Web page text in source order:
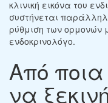
κλινική εικόνα του
συστήνεται
ρύθμιση των
ενδοκρινολόγο.
Από
να